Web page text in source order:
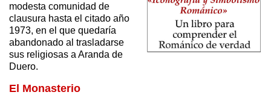
modesta comunidad de
clausura hasta el citado año
1973, en el que quedaría
abandonado al trasladarse
sus religiosas a Aranda de
Duero.
El Monasterio